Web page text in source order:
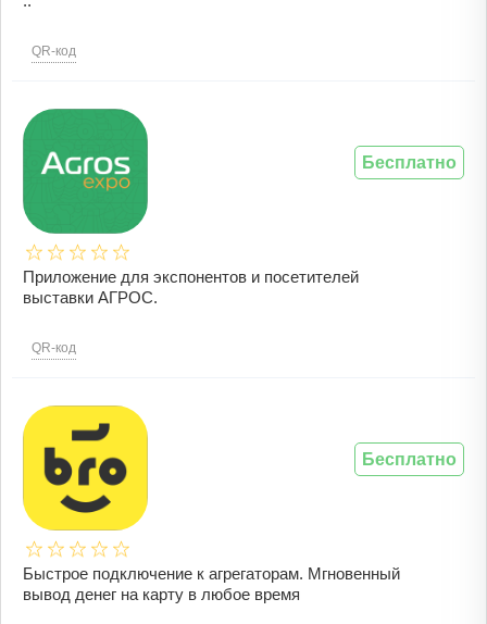
QR-код
Приложение для экспонентов и посетителей
выставки АГРОС.
QR-код
Бесплатно
Быстрое подключение к агрегаторам. Мгновенный
вывод денег на карту в любое время
Бесплатно